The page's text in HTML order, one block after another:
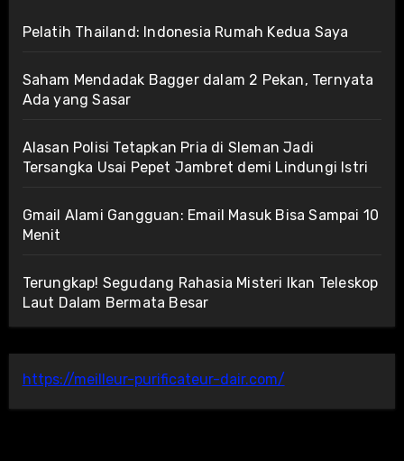
Pelatih Thailand: Indonesia Rumah Kedua Saya
Saham Mendadak Bagger dalam 2 Pekan, Ternyata
Ada yang Sasar
Alasan Polisi Tetapkan Pria di Sleman Jadi
Tersangka Usai Pepet Jambret demi Lindungi Istri
Gmail Alami Gangguan: Email Masuk Bisa Sampai 10
Menit
Terungkap! Segudang Rahasia Misteri Ikan Teleskop
Laut Dalam Bermata Besar
https://meilleur-purificateur-dair.com/